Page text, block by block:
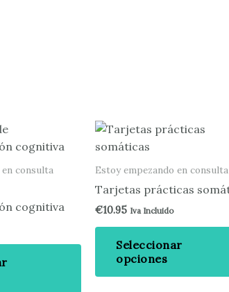
consulta
cognitiva
Este
producto
tiene
variantes.
Las
opciones
se
pueden
Estoy empezando en consulta
Tarjetas prácticas
€10.95 Iva Incluido
Seleccionar
opciones